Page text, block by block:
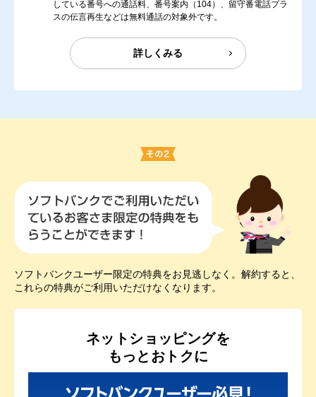
している番号への通話料、番号案内（104）、留守番電話プラ
スの伝言再生などは無料通話の対象外です。
詳しくみる
ソフトバンクユーザー限定の特典をお見逃しなく。解約すると、
これらの特典がご利用いただけなくなります。
ネットショッピングを
もっとおトクに